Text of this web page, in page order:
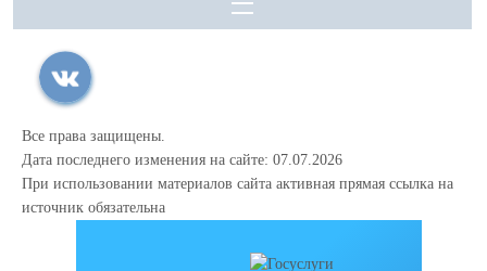
Все права защищены.
Дата последнего изменения на сайте: 07.07.2026
При использовании материалов сайта активная прямая ссылка на
источник обязательна